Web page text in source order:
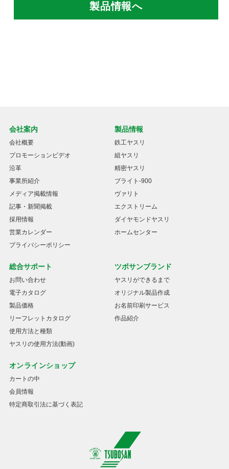
製品情報へ
会社案内
会社概要
プロモーションビデオ
沿革
事業所紹介
メディア掲載情報
記事・新聞掲載
採用情報
営業カレンダー
プライバシーポリシー
製品情報
鉄工ヤスリ
組ヤスリ
精密ヤスリ
ブライト-900
ヴァリト
エクストリーム
ダイヤモンドヤスリ
ホームセンター
総合サポート
お問い合わせ
電子カタログ
製品価格
リーフレットカタログ
使用方法と種類
ヤスリの使用方法(動画)
ツボサンブランド
ヤスリができるまで
オリジナル製品作成
お名前印刷サービス
作品紹介
オンラインショップ
カートの中
会員情報
特定商取引法に基づく表記